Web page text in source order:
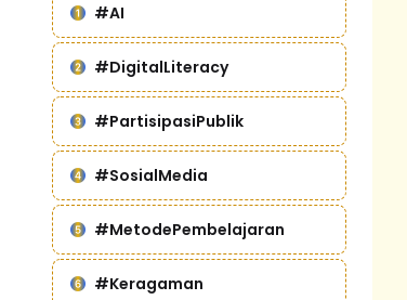
#AI
#DigitalLiteracy
#PartisipasiPublik
#SosialMedia
#MetodePembelajaran
#Keragaman